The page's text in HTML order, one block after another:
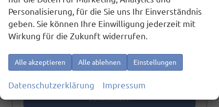
Getriebeart
alles ausgewählt
zurücksetzen
Personalisierung, für die Sie uns Ihr Einverständnis
geben. Sie können Ihre Einwilligung jederzeit mit
Wirkung für die Zukunft widerrufen.
Alle akzeptieren Alle ablehnen Einstellungen
Datenschutzerklärung Impressum